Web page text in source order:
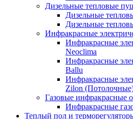
Дизельные тепловые
Дизельные
Дизельные
Инфракрасные
Инфракрасные
Neoclima
Инфракрасные
Ballu
Инфракрасные
Zilon
Газовые инфракрасные
Инфракрасные
Теплый пол и